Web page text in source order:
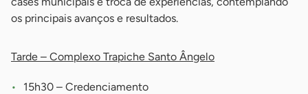
os principais avanços e resultados.
Tarde – Complexo Trapiche Santo Ângelo
15h30 – Credenciamento